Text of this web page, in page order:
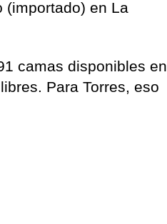
(importado) en La
camas disponibles en
Para Torres, eso